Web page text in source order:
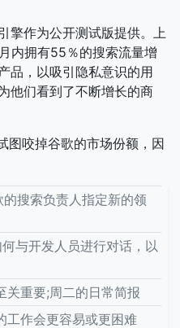
擎作为公开测试版提供。上
内拥有55％的搜索流量增
品，以吸引隐私意识的用
他们看到了不断增长的商
图咬掉谷歌的市场份额，因
搜索负责人指定新的领
与开发人员进行对话，以
关重要;周二的日常简报
工作会更容易或更困难